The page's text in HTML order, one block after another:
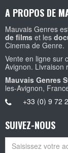
A PROPOS DE
Mauvais Genres
de films et les
Cinema de Genre.
Vente en ligne sur
Avignon. Livraison
Mauvais Genres
les-Avignon,
+33 (0) 9 72
SUIVEZ-NOUS